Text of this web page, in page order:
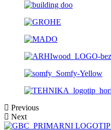
Previous
Next